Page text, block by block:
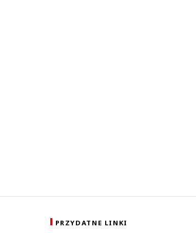
PRZYDATNE LINKI